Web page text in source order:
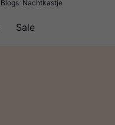
Blogs Nachtkastje
Sale